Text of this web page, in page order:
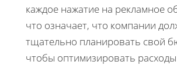
каждое нажатие на рекламное
что означает, что компании
тщательно планировать свой
чтобы оптимизировать